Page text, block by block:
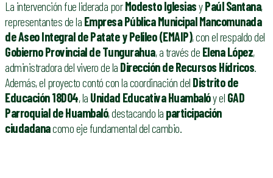
La intervención fue liderada porModesto IglesiasyPaúl Santana,
representantes de la Empresa Pública Municipal Mancomunada
de Aseo Integral de Patate y Pelileo (EMAIP), con el respaldo del
Gobierno Provincial de Tungurahua, a través de Elena López,
administradora del vivero de la Dirección de Recursos Hídricos.
Además, el proyecto contó con la coordinación del Distrito de
Educación 18D04, la Unidad Educativa Huambalóy el GAD
Parroquial de Huambaló, destacando la participación
ciudadanacomo eje fundamental del cambio.